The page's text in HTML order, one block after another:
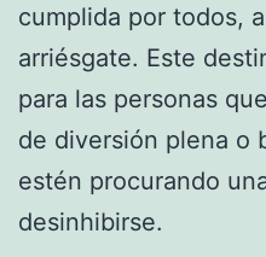
cumplida por todos,
arriésgate. Este
para las personas
de diversión plena o
estén procurando
desinhibirse.